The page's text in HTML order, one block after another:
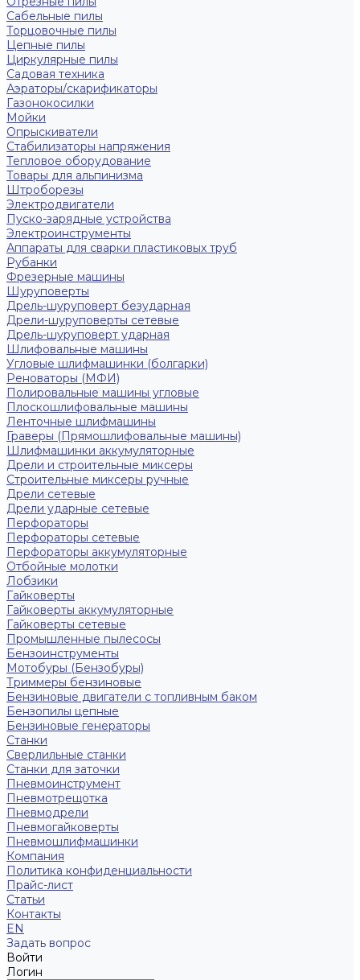
Сабельные пилы
Торцовочные пилы
Цепные пилы
Циркулярные пилы
Садовая техника
Аэраторы/скарификаторы
Газонокосилки
Мойки
Опрыскиватели
Стабилизаторы напряжения
Тепловое оборудование
Товары для альпинизма
Штроборезы
Электродвигатели
Пуско-зарядные устройства
Электроинструменты
Аппараты для сварки пластиковых труб
Рубанки
Фрезерные машины
Шуруповерты
Дрель-шуруповерт безударная
Дрели-шуруповерты сетевые
Дрель-шуруповерт ударная
Шлифовальные машины
Угловые шлифмашинки (болгарки)
Реноваторы (МФИ)
Полировальные машины угловые
Плоскошлифовальные машины
Ленточные шлифмашины
Граверы (Прямошлифовальные машины)
Шлифмашинки аккумуляторные
Дрели и строительные миксеры
Строительные миксеры ручные
Дрели сетевые
Дрели ударные сетевые
Перфораторы
Перфораторы сетевые
Перфораторы аккумуляторные
Отбойные молотки
Лобзики
Гайковерты
Гайковерты аккумуляторные
Гайковерты сетевые
Промышленные пылесосы
Бензоинструменты
Мотобуры (Бензобуры)
Триммеры бензиновые
Бензиновые двигатели с топливным баком
Бензопилы цепные
Бензиновые генераторы
Станки
Сверлильные станки
Станки для заточки
Пневмоинструмент
Пневмотрещотка
Пневмодрели
Пневмогайковерты
Пневмошлифмашинки
Компания
Политика конфиденциальности
Прайс-лист
Статьи
Контакты
EN
Задать вопрос
Войти
Логин